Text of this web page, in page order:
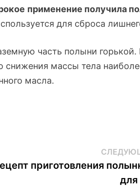
применение получила
для сброса
часть полыни горькой.
снижения массы тела
масла.
приготовления
для